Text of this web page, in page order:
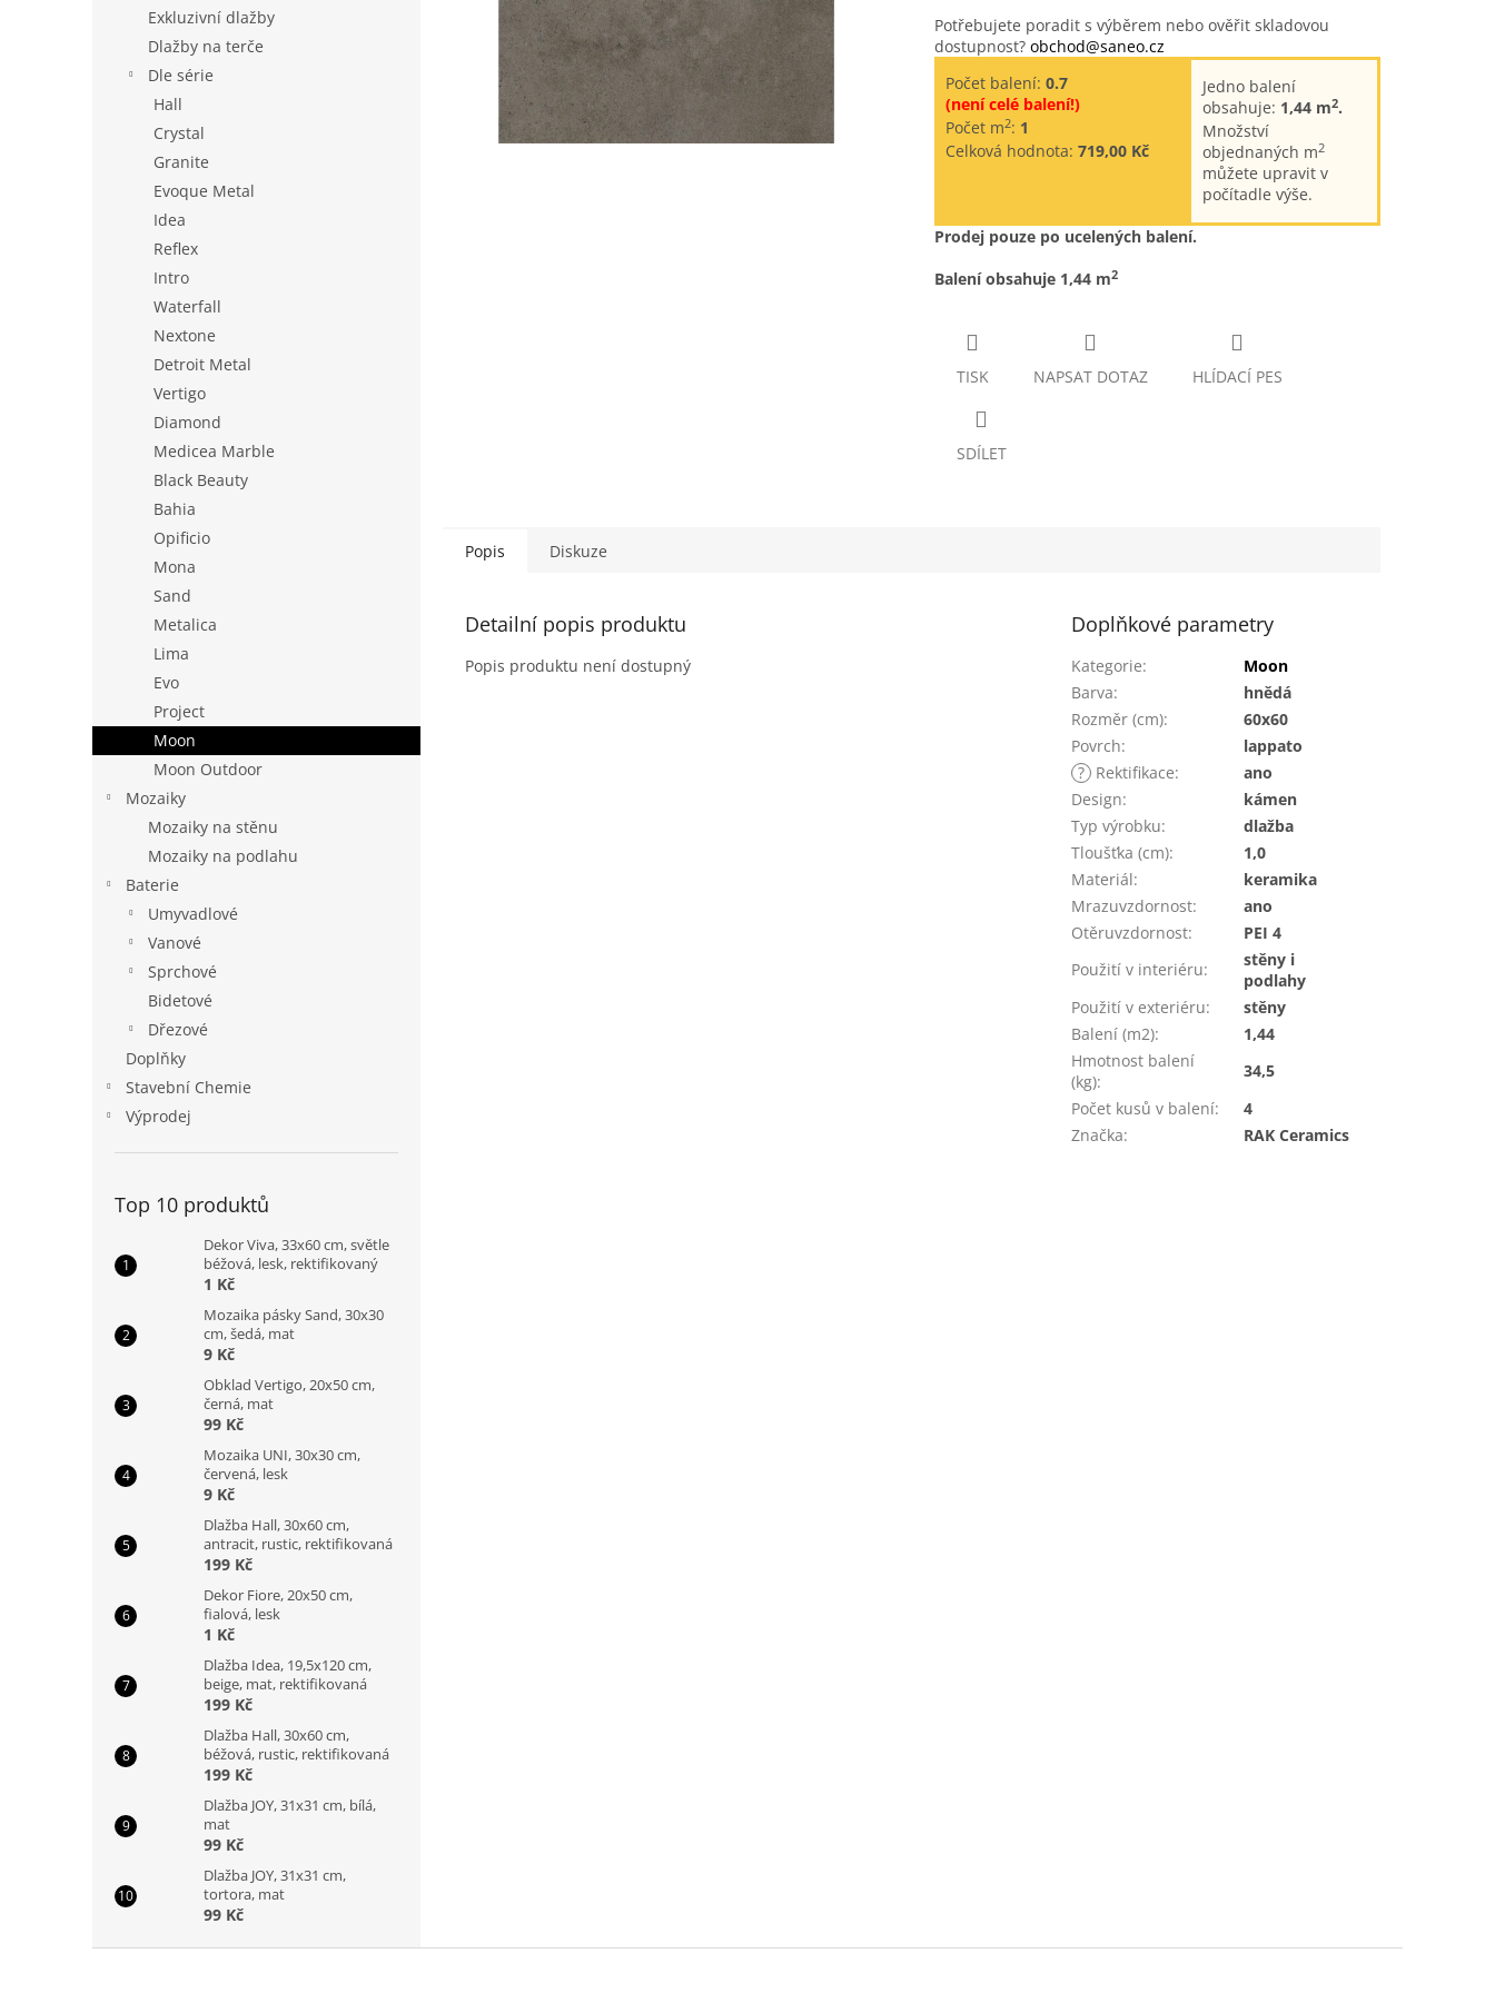
Exkluzivní dlažby
Dlažby na terče
Dle série
Hall
Crystal
Granite
Evoque Metal
Idea
Reflex
Intro
Waterfall
Nextone
Detroit Metal
Vertigo
Diamond
Medicea Marble
Black Beauty
Bahia
Opificio
Mona
Sand
Metalica
Lima
Evo
Project
Moon
Moon Outdoor
Mozaiky
Mozaiky na stěnu
Mozaiky na podlahu
Baterie
Umyvadlové
Vanové
Sprchové
Bidetové
Dřezové
Doplňky
Stavební Chemie
Výprodej
Top 10 produktů
Dekor Viva, 33x60 cm, světle
béžová, lesk, rektifikovaný
1 Kč
Mozaika pásky Sand, 30x30
cm, šedá, mat
9 Kč
Obklad Vertigo, 20x50 cm,
černá, mat
99 Kč
Mozaika UNI, 30x30 cm,
červená, lesk
9 Kč
Dlažba Hall, 30x60 cm,
antracit, rustic, rektifikovaná
199 Kč
Dekor Fiore, 20x50 cm,
fialová, lesk
1 Kč
Dlažba Idea, 19,5x120 cm,
beige, mat, rektifikovaná
199 Kč
Dlažba Hall, 30x60 cm,
béžová, rustic, rektifikovaná
199 Kč
Dlažba JOY, 31x31 cm, bílá,
mat
99 Kč
Dlažba JOY, 31x31 cm,
tortora, mat
99 Kč
Potřebujete poradit s výběrem nebo ověřit skladovou
dostupnost? obchod@saneo.cz
Počet balení: 0.7
(není celé balení!)
Počet m2: 1
Celková hodnota: 719,00 Kč
Jedno balení
obsahuje: 1,44 m2.
Množství
objednaných m2
můžete upravit v
počítadle výše.
Prodej pouze po ucelených balení.
Balení obsahuje 1,44 m2
TISK NAPSAT DOTAZ HLÍDACÍ PES
SDÍLET
Popis Diskuze
Detailní popis produktu
Popis produktu není dostupný
Doplňkové parametry
Kategorie:
Moon
Barva:
hnědá
Rozměr (cm):
60x60
Povrch:
lappato
? Rektifikace:
ano
Design:
kámen
Typ výrobku:
dlažba
Tloušťka (cm):
1,0
Materiál:
keramika
Mrazuvzdornost:
ano
Otěruvzdornost:
PEI 4
Použití v interiéru:
stěny i
podlahy
Použití v exteriéru:
stěny
Balení (m2):
1,44
Hmotnost balení
(kg):
34,5
Počet kusů v balení:
4
Značka: RAK Ceramics